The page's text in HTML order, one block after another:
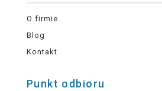
O firmie
Blog
Kontakt
Punkt odbioru